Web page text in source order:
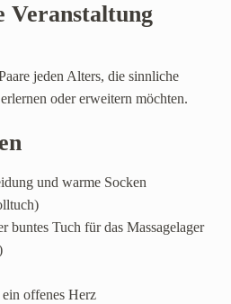
Veranstaltung
jeden Alters, die sinnliche
oder erweitern möchten.
und warme Socken
buntes Tuch für das Massagelager
offenes Herz